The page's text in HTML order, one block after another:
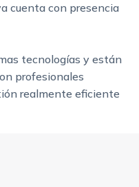
cuenta con presencia
tecnologías y están
profesionales
realmente eficiente